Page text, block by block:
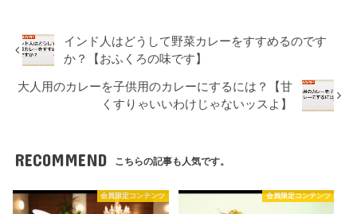
インド人はどうして野菜カレーをすすめるのです
か？【おふくろの味です】
大人用のカレーを子供用のカレーにするには？【甘
くすりゃいいわけじゃないッスよ】
RECOMMEND こちらの記事も人気です。
会員限定コンテンツ 会員限定コンテンツ